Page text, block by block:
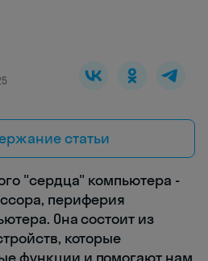
статьи
"сердца" компьютера -
периферия
Она состоит из
которые